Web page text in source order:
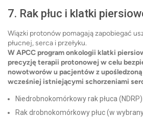
7. Rak płuc i klatki
Wiązki protonów pomagają zapobiegać
płucnej, serca i przełyku.
W APCC program onkologii klatki
precyzję terapii protonowej w celu
nowotworów u pacjentów z upośledzoną
wcześniej istniejącymi schorzeniami
Niedrobnokomórkowy rak płuca (NDRP)
Rak drobnokomórkowy płuc (w